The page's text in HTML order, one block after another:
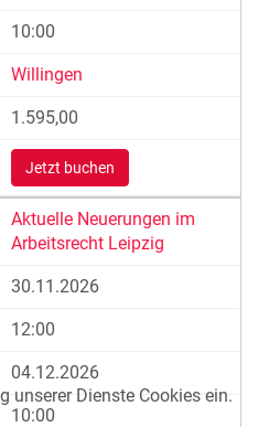
10:00
Willingen
1.595,00
Jetzt buchen
Aktuelle Neuerungen im
Arbeitsrecht Leipzig
30.11.2026
12:00
04.12.2026
10:00
unserer Dienste Cookies ein.